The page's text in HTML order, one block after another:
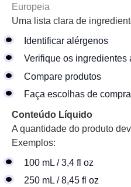
Europeia
Uma lista clara de
Identificar alérgenos
Verifique os ingredientes
Compare produtos
Faça escolhas de
Conteúdo Líquido
A quantidade do produto
Exemplos:
100 mL / 3,4 fl oz
250 mL / 8,45 fl oz